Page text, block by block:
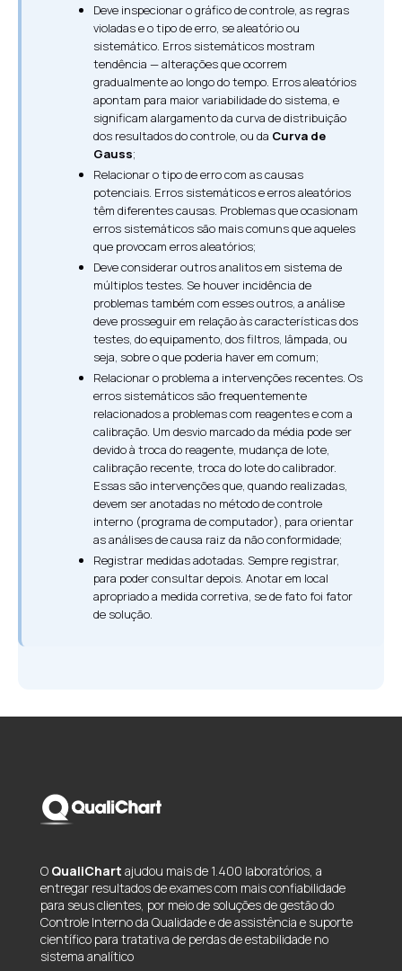
Deve inspecionar o gráfico de controle, as regras
violadas e o tipo de erro, se aleatório ou
sistemático. Erros sistemáticos mostram
tendência — alterações que ocorrem
gradualmente ao longo do tempo. Erros aleatórios
apontam para maior variabilidade do sistema, e
significam alargamento da curva de distribuição
dos resultados do controle, ou da Curva de
Gauss;
Relacionar o tipo de erro com as causas
potenciais. Erros sistemáticos e erros aleatórios
têm diferentes causas. Problemas que ocasionam
erros sistemáticos são mais comuns que aqueles
que provocam erros aleatórios;
Deve considerar outros analitos em sistema de
múltiplos testes. Se houver incidência de
problemas também com esses outros, a análise
deve prosseguir em relação às características dos
testes, do equipamento, dos filtros, lâmpada, ou
seja, sobre o que poderia haver em comum;
Relacionar o problema a intervenções recentes. Os
erros sistemáticos são frequentemente
relacionados a problemas com reagentes e com a
calibração. Um desvio marcado da média pode ser
devido à troca do reagente, mudança de lote,
calibração recente, troca do lote do calibrador.
Essas são intervenções que, quando realizadas,
devem ser anotadas no método de controle
interno (programa de computador), para orientar
as análises de causa raiz da não conformidade;
Registrar medidas adotadas. Sempre registrar,
para poder consultar depois. Anotar em local
apropriado a medida corretiva, se de fato foi fator
de solução.
O QualiChart ajudou mais de 1.400 laboratórios, a
entregar resultados de exames com mais confiabilidade
para seus clientes, por meio de soluções de gestão do
Controle Interno da Qualidade e de assistência e suporte
científico para tratativa de perdas de estabilidade no
sistema analítico